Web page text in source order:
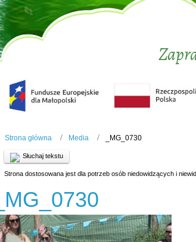
Strona główna Media _MG_0730
Słuchaj tekstu
Strona dostosowana jest dla potrzeb osób niedowidzących i
_MG_0730